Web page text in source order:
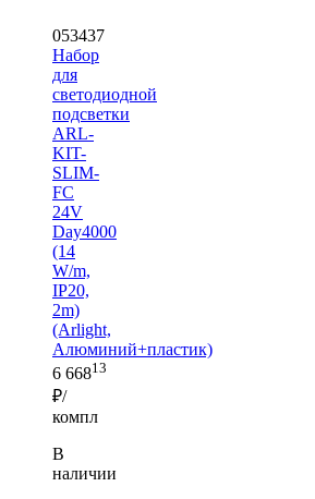
053437
Набор
для
светодиодной
подсветки
ARL-
KIT-
SLIM-
FC
24V
Day4000
(14
W/m,
IP20,
2m)
(Arlight,
Алюминий+пластик)
6 66813
₽/
компл
В
наличии